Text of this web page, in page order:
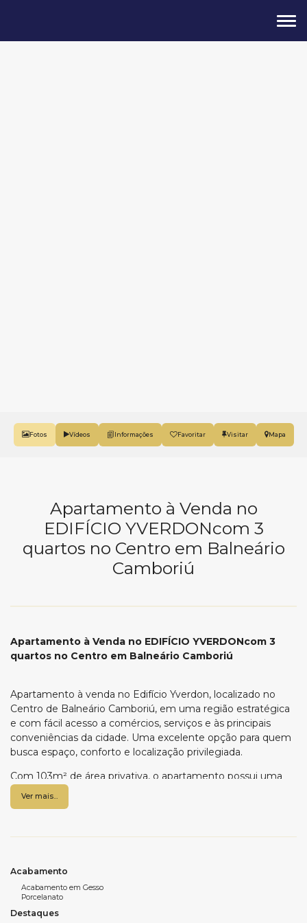
Fotos Vídeos Favoritar Mapa
Apartamento à Venda no
EDIFÍCIO YVERDONcom 3
quartos no Centro em Balneário
Camboriú
Apartamento à Venda no EDIFÍCIO YVERDONcom 3
quartos no Centro em Balneário Camboriú
Apartamento à venda no Edifício Yverdon, localizado no
Centro de Balneário Camboriú, em uma região estratégica
e com fácil acesso a comércios, serviços e às principais
conveniências da cidade. Uma excelente opção para quem
busca espaço, conforto e localização privilegiada.
Com 103m² de área privativa, o apartamento possui uma
planta ampla e bem distribuída, composta por três
dormitórios, sendo uma suíte e duas demi-suítes, além de
O edifício se destaca não apenas pela localização, mas
também pela infraestrutura oferecida, com área de lazer
que inclui piscina, espaço gourmet e hall de entrada
Ver mais...
Acabamento
Acabamento em Gesso
Porcelanato
Destaques